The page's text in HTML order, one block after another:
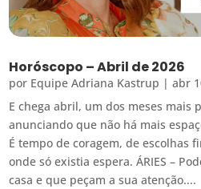
Horóscopo – Abril de 2026
por Equipe Adriana Kastrup |abr
E chega abril, um dos meses mais
anunciando que não há mais
É tempo de coragem, de escolhas
onde só existia espera. ÁRIES –
casa e que peçam a sua atenção....